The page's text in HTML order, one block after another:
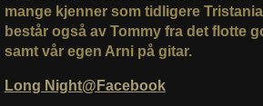
mange kjenner som tidligere
består også av Tommy fra det flotte
samt vår egen Arni på gitar.
Long Night@Facebook